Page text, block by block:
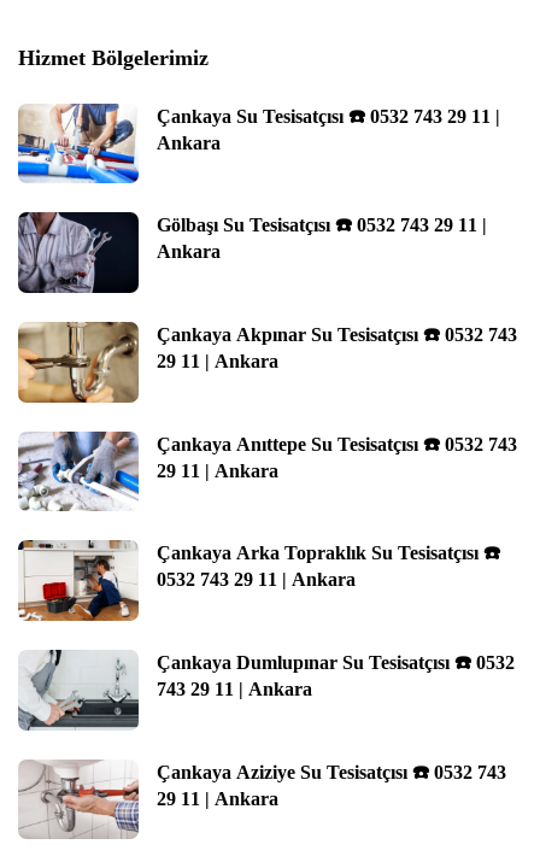
Hizmet Bölgelerimiz
Çankaya Su Tesisatçısı ☎️ 0532 743 29 11 |
Ankara
Gölbaşı Su Tesisatçısı ☎️ 0532 743 29 11 |
Ankara
Çankaya Akpınar Su Tesisatçısı ☎️ 0532 743
29 11 | Ankara
Çankaya Anıttepe Su Tesisatçısı ☎️ 0532 743
29 11 | Ankara
Çankaya Arka Topraklık Su Tesisatçısı ☎️
0532 743 29 11 | Ankara
Çankaya Dumlupınar Su Tesisatçısı ☎️ 0532
743 29 11 | Ankara
Çankaya Aziziye Su Tesisatçısı ☎️ 0532 743
29 11 | Ankara